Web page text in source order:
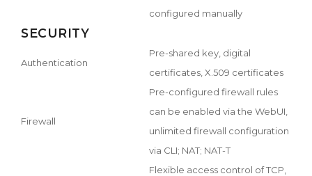
configured manually
SECURITY
Authentication
Pre-shared key, digital
certificates, X.509 certificates
Firewall
Pre-configured firewall rules
can be enabled via the WebUI,
unlimited firewall configuration
via CLI; NAT; NAT-T
Flexible access control of TCP,